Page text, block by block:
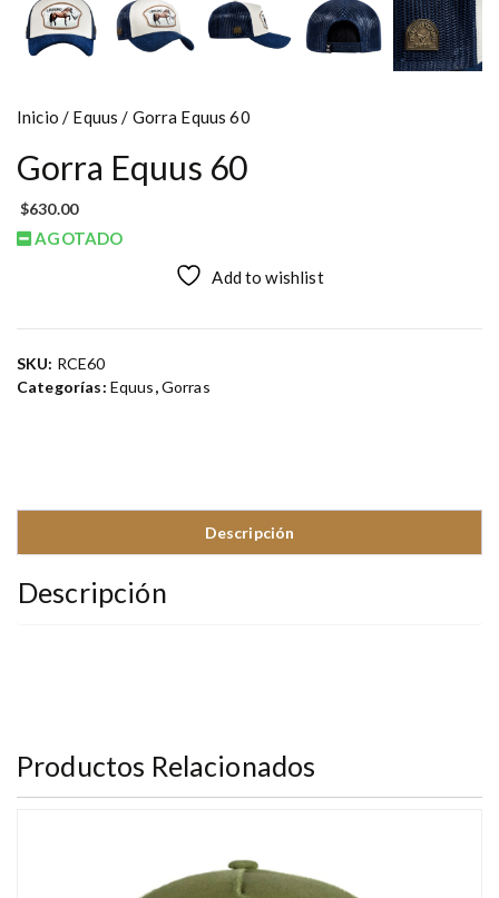
Inicio / Equus / Gorra Equus 60
Gorra Equus 60
$630.00
AGOTADO
Add to wishlist
SKU: RCE60
Categorías: Equus,Gorras
Descripción
Descripción
Productos Relacionados